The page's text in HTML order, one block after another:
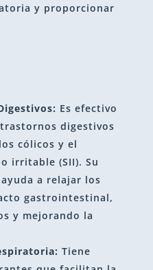
y proporcionar
Es efectivo
digestivos
cólicos y el
irritable (SII). Su
a relajar los
gastrointestinal,
y mejorando la
Tiene